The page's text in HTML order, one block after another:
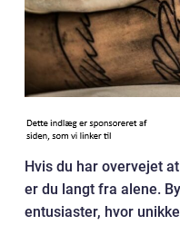
Hvis du har overvejet
er du langt fra alene.
entusiaster, hvor